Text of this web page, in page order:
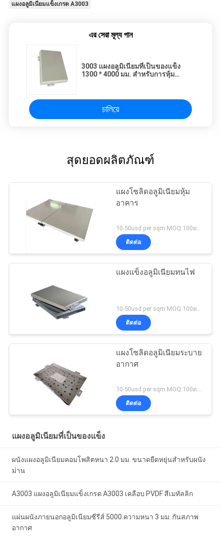
แผงอลูมิเนียมแข็งเกรด A3003
এর সেরা মূল্য পান
3003 แผงอลูมิเนียมที่เป็นของแข็ง
1300 * 4000 มม. สำหรับการหุ้ม
চালিয়ে
สุดยอดผลิตภัณฑ์
แผงโซลิดอลูมิเนียมหุ้ม
อาคาร
10-50usd per sqm MOQ:100ตรม
ติดต่อ
แผงแข็งอลูมิเนียมทนไฟ
ติดต่อ
แผงโซลิดอลูมิเนียมระบาย
อากาศ
ติดต่อ
แผงอลูมิเนียมที่เป็นของแข็ง
ผนังแผงอลูมิเนียมคอมโพสิตหนา 2.0 มม. ขนาดยืดหยุ่นสำหรับผนัง
ม่าน
A3003 แผงอลูมิเนียมแข็งเกรด A3003 เคลือบ PVDF สีเมทัลลิก
แผ่นผนังภายนอกอลูมิเนียมซีรีส์ 5000 ความหนา 3 มม. กันสภาพ
อากาศ